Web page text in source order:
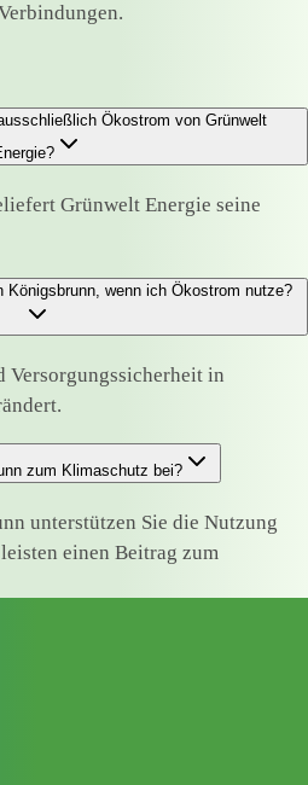
Ökostrom von Grünwelt
Grünwelt Energie seine
wenn ich Ökostrom nutze?
Versorgungssicherheit in
zum Klimaschutz bei?
unterstützen Sie die Nutzung
einen Beitrag zum